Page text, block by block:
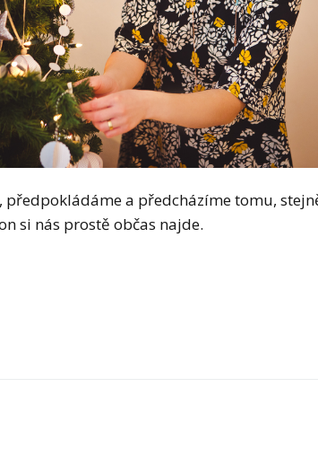
předpokládáme a předcházíme tomu,
si nás prostě občas najde.